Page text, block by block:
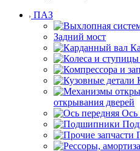
ПАЗ
Задний мост
открывания дверей
Ось